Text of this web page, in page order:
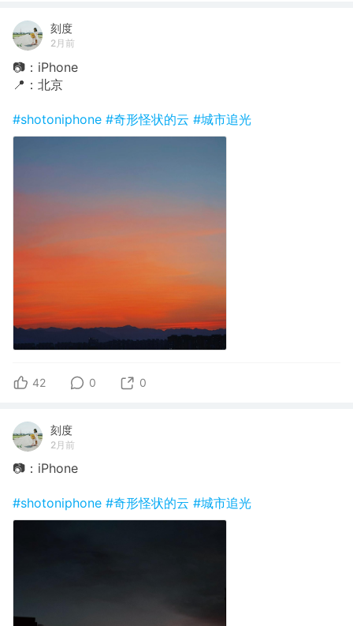
刻度
2月前
📷：iPhone
📍：北京
#shotoniphone #奇形怪状的云 #城市追光
42 0 0
刻度
2月前
📷：iPhone
#shotoniphone #奇形怪状的云 #城市追光